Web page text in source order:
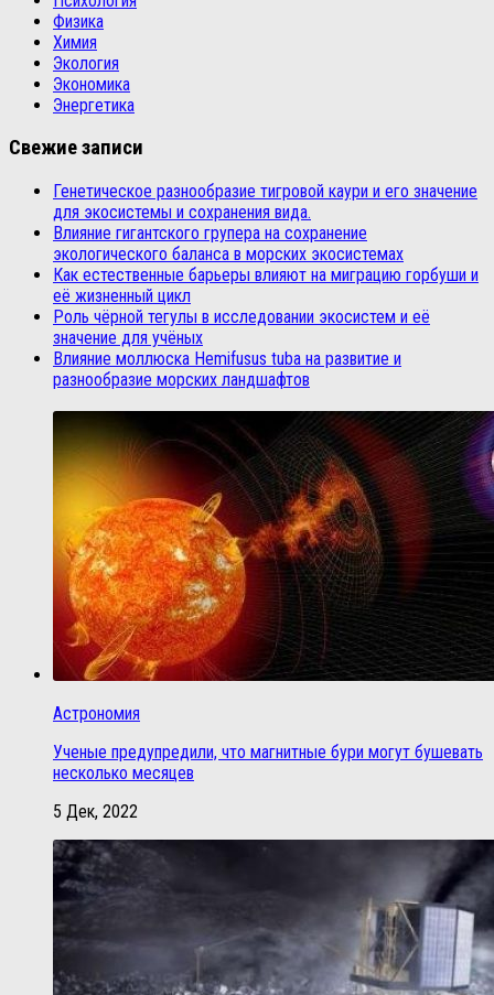
Физика
Химия
Экология
Экономика
Энергетика
Свежие записи
Генетическое разнообразие тигровой каури и его значение
для экосистемы и сохранения вида.
Влияние гигантского групера на сохранение
экологического баланса в морских экосистемах
Как естественные барьеры влияют на миграцию горбуши и
её жизненный цикл
Роль чёрной тегулы в исследовании экосистем и её
значение для учёных
Влияние моллюска Hemifusus tuba на развитие и
разнообразие морских ландшафтов
Астрономия
Ученые предупредили, что магнитные бури могут бушевать
несколько месяцев
5 Дек, 2022